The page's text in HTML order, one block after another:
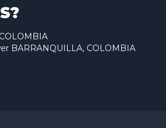
BARRANQUILLA, COLOMBIA